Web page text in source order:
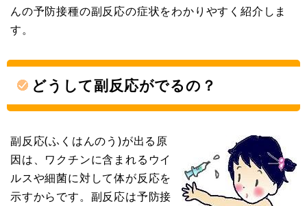
んの予防接種の副反応の症状をわかりやすく紹介しま
す。
どうして副反応がでるの？
副反応(ふくはんのう)が出る原
因は、ワクチンに含まれるウイ
ルスや細菌に対して体が反応を
示すからです。副反応は予防接